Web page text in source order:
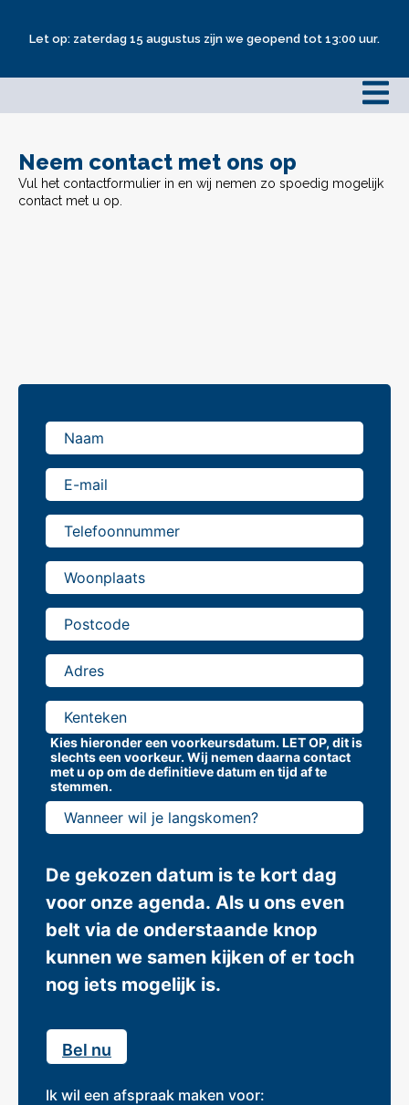
Let op: zaterdag 15 augustus zijn we geopend tot 13:00 uur.
Neem contact met ons op
Vul het contactformulier in en wij nemen zo spoedig mogelijk
contact met u op.
Afpsraak
maken
Kies hieronder een voorkeursdatum. LET OP, dit is
slechts een voorkeur. Wij nemen daarna contact
met u op om de definitieve datum en tijd af te
stemmen.
De gekozen datum is te kort dag
voor onze agenda. Als u ons even
belt via de onderstaande knop
kunnen we samen kijken of er toch
nog iets mogelijk is.
Bel nu
Ik wil een afspraak maken voor: